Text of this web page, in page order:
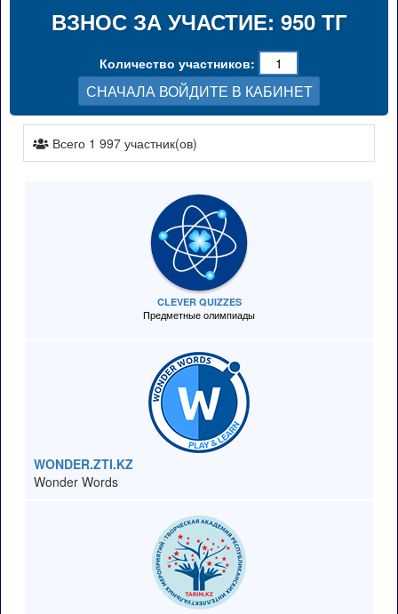
ВЗНОС ЗА УЧАСТИЕ: 950 ТГ
Количество участников:
СНАЧАЛА ВОЙДИТЕ В КАБИНЕТ
Всего 1 997 участник(ов)
CLEVER QUIZZES
Предметные олимпиады
WONDER.ZTI.KZ
Wonder Words